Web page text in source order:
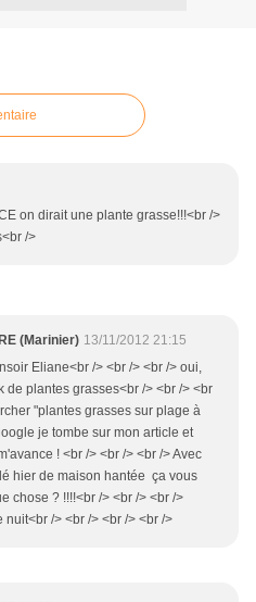
on dirait une plante grasse!!!<br />
/>
(Marinier) 13/11/2012 21:15
Eliane<br /> <br /> <br /> oui,
de plantes grasses<br /> <br /> <br
"plantes grasses sur plage à
je tombe sur mon article et
! <br /> <br /> <br /> Avec
hier de maison hantée ça vous
chose ? !!!!<br /> <br /> <br />
nuit<br /> <br /> <br /> <br />